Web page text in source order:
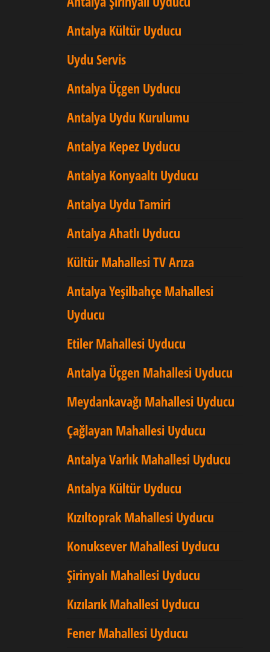
Antalya Kültür Uyducu
Uydu Servis
Antalya Üçgen Uyducu
Antalya Uydu Kurulumu
Antalya Kepez Uyducu
Antalya Konyaaltı Uyducu
Antalya Uydu Tamiri
Antalya Ahatlı Uyducu
Kültür Mahallesi TV Arıza
Antalya Yeşilbahçe Mahallesi
Uyducu
Etiler Mahallesi Uyducu
Antalya Üçgen Mahallesi Uyducu
Meydankavağı Mahallesi Uyducu
Çağlayan Mahallesi Uyducu
Antalya Varlık Mahallesi Uyducu
Antalya Kültür Uyducu
Kızıltoprak Mahallesi Uyducu
Konuksever Mahallesi Uyducu
Şirinyalı Mahallesi Uyducu
Kızılarık Mahallesi Uyducu
Fener Mahallesi Uyducu